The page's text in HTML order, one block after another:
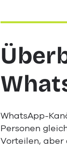
WhatsApp-
Personen
Vorteilen, aber